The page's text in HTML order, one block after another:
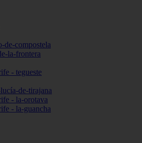
de-compostela
la-frontera
- tegueste
de-tirajana
- la-orotava
- la-guancha